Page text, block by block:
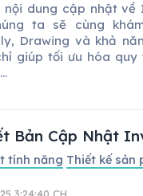
nội dung cập nhật về
ta sẽ cùng
Drawing và khả
giúp tối ưu hóa
Bản Cập Nhật
tính năng Thiết kế sản